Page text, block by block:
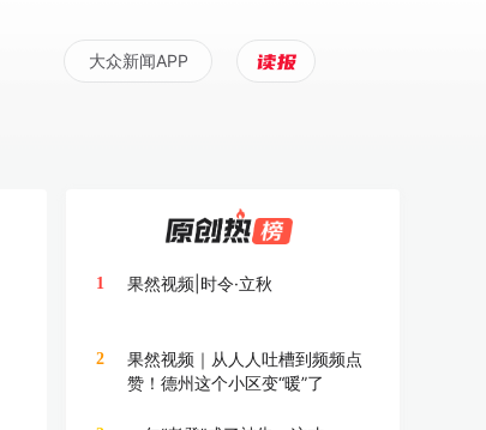
大众新闻APP
1 果然视频|时令·立秋
2
果然视频｜从人人吐槽到频频点
赞！德州这个小区变“暖”了